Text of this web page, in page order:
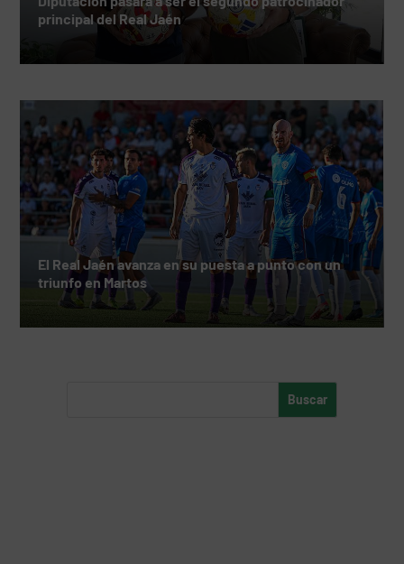
principal del Real Jaén
El Real Jaén avanza en su puesta a punto con un
triunfo en Martos